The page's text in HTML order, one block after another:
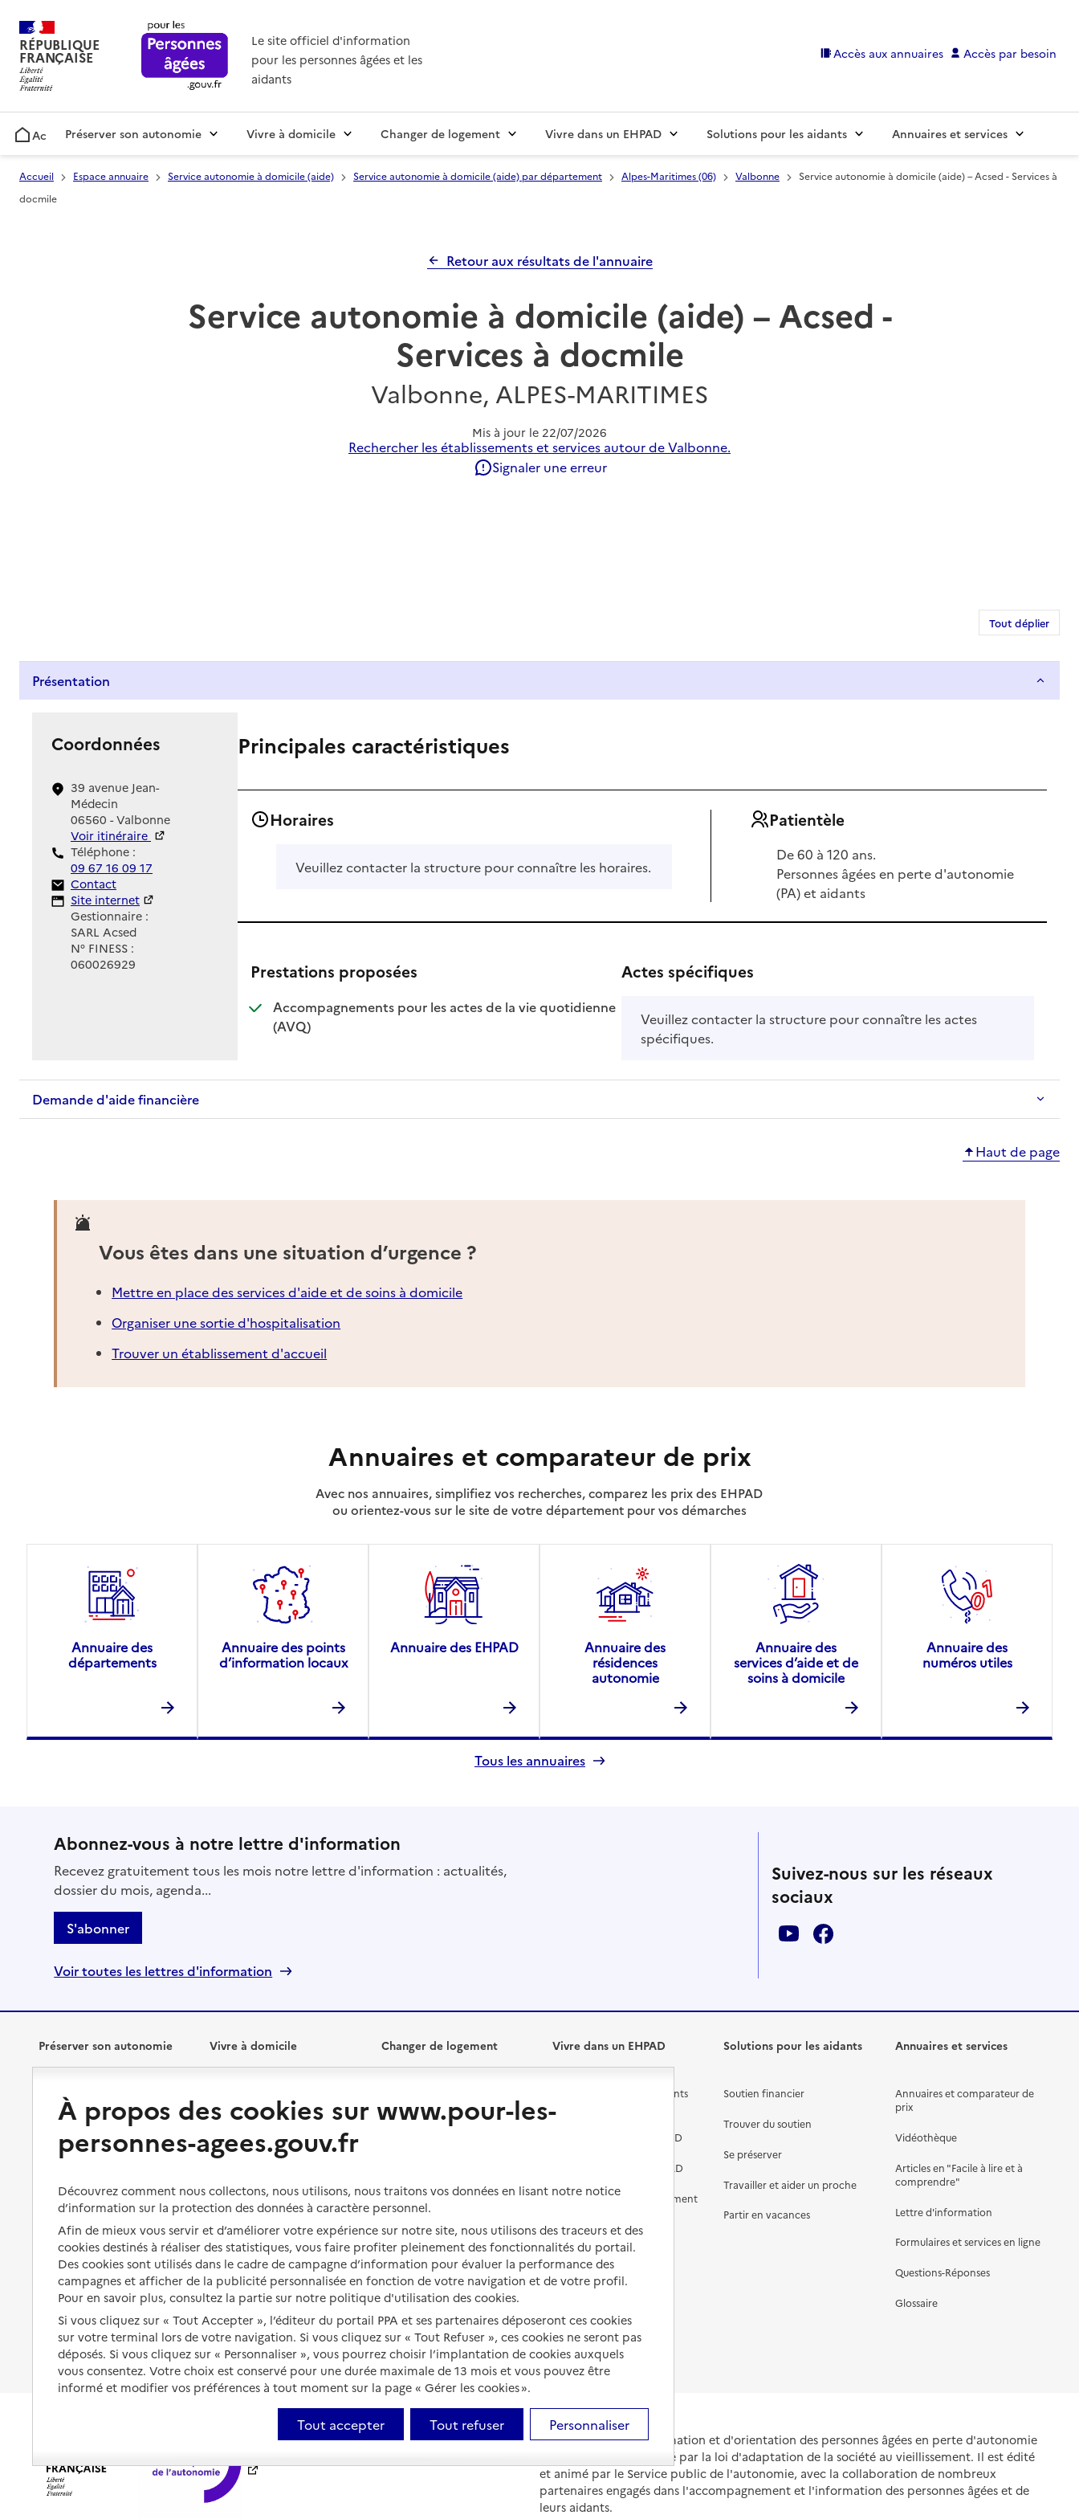
RÉPUBLIQUE
FRANÇAISE
Le site officiel d'information
pour les personnes âgées et les
aidants
Accès aux annuaires Accès par besoin
AccueilPréserver son autonomie Vivre à domicile Changer de logement Vivre dans un EHPAD Solutions pour les aidants Annuaires et services
Accueil Espace annuaire Service autonomie à domicile (aide) Service autonomie à domicile (aide) par département Alpes-Maritimes (06) Valbonne
Service autonomie à domicile (aide) – Acsed - Services à
docmile
Retour aux résultats de l'annuaire
Service autonomie à domicile (aide) – Acsed -
Services à docmile
Valbonne, ALPES-MARITIMES
Mis à jour le 22/07/2026
Rechercher les établissements et services autour de Valbonne.
Signaler une erreur
Tout déplier
Présentation
Coordonnées
39 avenue Jean-
Médecin
06560 - Valbonne
Voir itinéraire
Téléphone :
09 67 16 09 17
Contact
Contact
Site Internet
Site internet
Gestionnaire :
SARL Acsed
N° FINESS :
060026929
Principales caractéristiques
Horaires
Veuillez contacter la structure pour connaître les horaires.
Patientèle
De 60 à 120 ans.
Personnes âgées en perte d'autonomie
(PA) et aidants
Prestations proposées
Accompagnements pour les actes de la vie quotidienne
(AVQ)
: disponible
: non disponible
Actes spécifiques
Veuillez contacter la structure pour connaître les actes
spécifiques.
Demande d'aide financière
Haut de page
Vous êtes dans une situation d’urgence ?
Mettre en place des services d'aide et de soins à domicile
Organiser une sortie d'hospitalisation
Trouver un établissement d'accueil
Annuaires et comparateur de prix
Avec nos annuaires, simplifiez vos recherches, comparez les prix des EHPAD
ou orientez-vous sur le site de votre département pour vos démarches
Annuaire des
départements
Annuaire des points
d’information locaux
Annuaire des EHPAD
Annuaire des
résidences
autonomie
Annuaire des
services d’aide et de
soins à domicile
Annuaire des
numéros utiles
Tous les annuaires
Abonnez-vous à notre lettre d'information
Recevez gratuitement tous les mois notre lettre d'information : actualités,
dossier du mois, agenda...
S'abonner
Voir toutes les lettres d'information
Suivez-nous sur les réseaux
sociaux
Préserver son autonomie
et droits
Aménager son logement et
s'équiper
santé
Organiser à l'avance sa propre
protection
Les mesures de protection
Les obligations de la famille
Les politiques du grand âge
Vivre à domicile
Bénéficier de soins à domicile
Aides financières
Solutions d'accueil temporaire
Partager son logement
Vivre à domicile avec une
maladie ou un handicap
Être hospitalisé
Fin de vie à domicile
Changer de logement
Vivre dans une résidence avec
Vivre en accueil familial
Autres solutions de logement
Vivre dans un EHPAD
Les différents établissements
Préparer l'entrée en EHPAD
Aides financières en EHPAD
Prévention, accompagnement
Comprendre les prix en
EHPAD
Droits en EHPAD
Fin de vie en EHPAD
Solutions pour les aidants
Soutien financier
Trouver du soutien
Se préserver
Travailler et aider un proche
Partir en vacances
Annuaires et services
Annuaires et comparateur de
prix
Vidéothèque
Articles en "Facile à lire et à
comprendre"
Lettre d'information
Formulaires et services en ligne
Questions-Réponses
Glossaire
Portail national d'information et d'orientation des personnes âgées en perte d'autonomie
et de leurs proches, créé par la loi d'adaptation de la société au vieillissement. Il est édité
et animé par le Service public de l'autonomie, avec la collaboration de nombreux
partenaires engagés dans l'accompagnement et l'information des personnes âgées et de
leurs aidants.
À propos des cookies sur www.pour-les-
personnes-agees.gouv.fr
Découvrez comment nous collectons, nous utilisons, nous traitons vos données en lisant notre notice
d’information sur la protection des données à caractère personnel.
Afin de mieux vous servir et d’améliorer votre expérience sur notre site, nous utilisons des traceurs et des
cookies destinés à réaliser des statistiques, vous faire profiter pleinement des fonctionnalités du portail.
Des cookies sont utilisés dans le cadre de campagne d’information pour évaluer la performance des
campagnes et afficher de la publicité personnalisée en fonction de votre navigation et de votre profil.
Pour en savoir plus, consultez la partie sur notre politique d'utilisation des cookies.
Si vous cliquez sur « Tout Accepter », l’éditeur du portail PPA et ses partenaires déposeront ces cookies
sur votre terminal lors de votre navigation. Si vous cliquez sur « Tout Refuser », ces cookies ne seront pas
déposés. Si vous cliquez sur « Personnaliser », vous pourrez choisir l’implantation de cookies auxquels
vous consentez. Votre choix est conservé pour une durée maximale de 13 mois et vous pouvez être
informé et modifier vos préférences à tout moment sur la page « Gérer les cookies ».
Tout accepter Tout refuser Personnaliser